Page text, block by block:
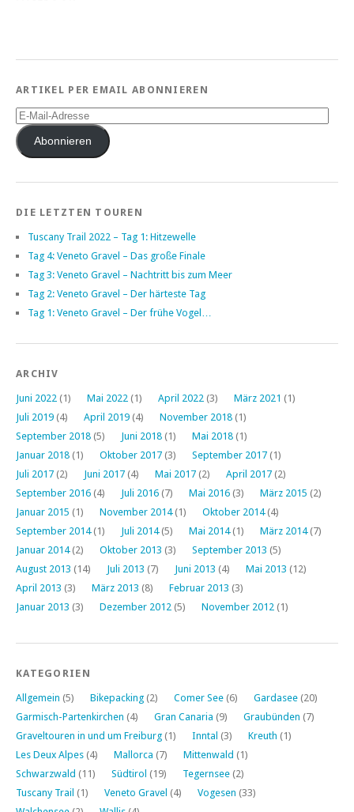
ARTIKEL PER EMAIL ABONNIEREN
E-
Mail-
AdresseAbonnieren
DIE LETZTEN TOUREN
Tuscany Trail 2022 – Tag 1: Hitzewelle
Tag 4: Veneto Gravel – Das große Finale
Tag 3: Veneto Gravel – Nachtritt bis zum Meer
Tag 2: Veneto Gravel – Der härteste Tag
Tag 1: Veneto Gravel – Der frühe Vogel…
ARCHIV
Juni 2022 (1) Mai 2022 (1) April 2022 (3) März 2021 (1)
Juli 2019 (4) April 2019 (4) November 2018 (1)
September 2018 (5) Juni 2018 (1) Mai 2018 (1)
Januar 2018 (1) Oktober 2017 (3) September 2017 (1)
Juli 2017 (2) Juni 2017 (4) Mai 2017 (2) April 2017 (2)
September 2016 (4) Juli 2016 (7) Mai 2016 (3) März 2015 (2)
Januar 2015 (1) November 2014(1) Oktober 2014(4)
September 2014(1) Juli 2014(5) Mai 2014(1) März 2014(7)
Januar 2014(2) Oktober 2013 (3) September 2013 (5)
August 2013 (14) Juli 2013 (7) Juni 2013 (4) Mai 2013 (12)
April 2013 (3) März 2013 (8) Februar 2013 (3)
Januar 2013 (3) Dezember 2012 (5) November 2012 (1)
KATEGORIEN
Allgemein (5) Bikepacking (2) Comer See (6) Gardasee (20)
Garmisch-Partenkirchen (4) Gran Canaria (9) Graubünden (7)
Graveltouren in und um Freiburg (1) Inntal (3) Kreuth (1)
Les Deux Alpes (4) Mallorca (7) Mittenwald (1)
Schwarzwald (11) Südtirol (19) Tegernsee (2)
Tuscany Trail (1) Veneto Gravel (4) Vogesen (33)